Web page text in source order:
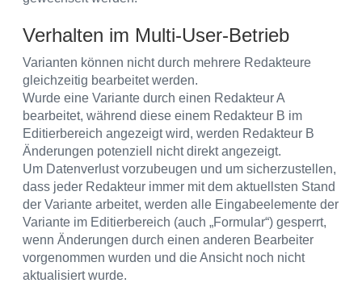
Verhalten im Multi-User-Betrieb
Varianten können nicht durch mehrere Redakteure
gleichzeitig bearbeitet werden.
Wurde eine Variante durch einen Redakteur A
bearbeitet, während diese einem Redakteur B im
Editierbereich angezeigt wird, werden Redakteur B
Änderungen potenziell nicht direkt angezeigt.
Um Datenverlust vorzubeugen und um sicherzustellen,
dass jeder Redakteur immer mit dem aktuellsten Stand
der Variante arbeitet, werden alle Eingabeelemente der
Variante im Editierbereich (auch „Formular“) gesperrt,
wenn Änderungen durch einen anderen Bearbeiter
vorgenommen wurden und die Ansicht noch nicht
aktualisiert wurde.